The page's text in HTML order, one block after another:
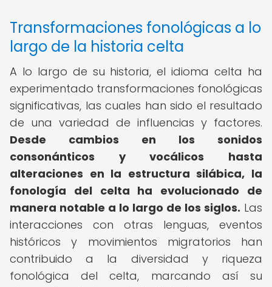
Transformaciones fonológicas a lo
largo de la historia celta
A lo largo de su historia, el idioma celta ha
experimentado transformaciones fonológicas
significativas, las cuales han sido el resultado
de una variedad de influencias y factores.
Desde cambios en los sonidos
consonánticos y vocálicos hasta
alteraciones en la estructura silábica, la
fonología del celta ha evolucionado de
manera notable a lo largo de los siglos. Las
interacciones con otras lenguas, eventos
históricos y movimientos migratorios han
contribuido a la diversidad y riqueza
fonológica del celta, marcando así su